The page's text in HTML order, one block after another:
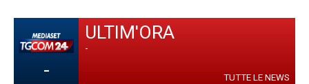
-
ULTIM'ORA
-
TUTTE LE NEWS